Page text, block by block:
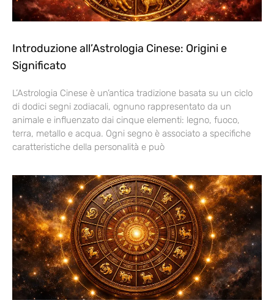
Introduzione all’Astrologia Cinese: Origini e
Significato
L’Astrologia Cinese è un’antica tradizione basata su un ciclo
di dodici segni zodiacali, ognuno rappresentato da un
animale e influenzato dai cinque elementi: legno, fuoco,
terra, metallo e acqua. Ogni segno è associato a specifiche
caratteristiche della personalità e può